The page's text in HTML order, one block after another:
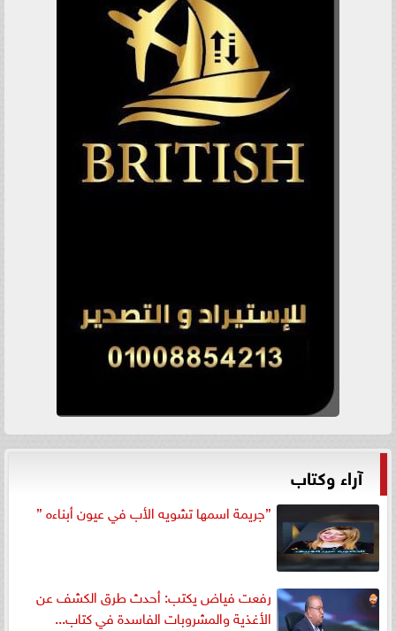
آراء وكتاب
”جريمة اسمها تشويه الأب في عيون أبناءه ”
رفعت فياض يكتب: أحدث طرق الكشف عن
الأغذية والمشروبات الفاسدة في كتاب...